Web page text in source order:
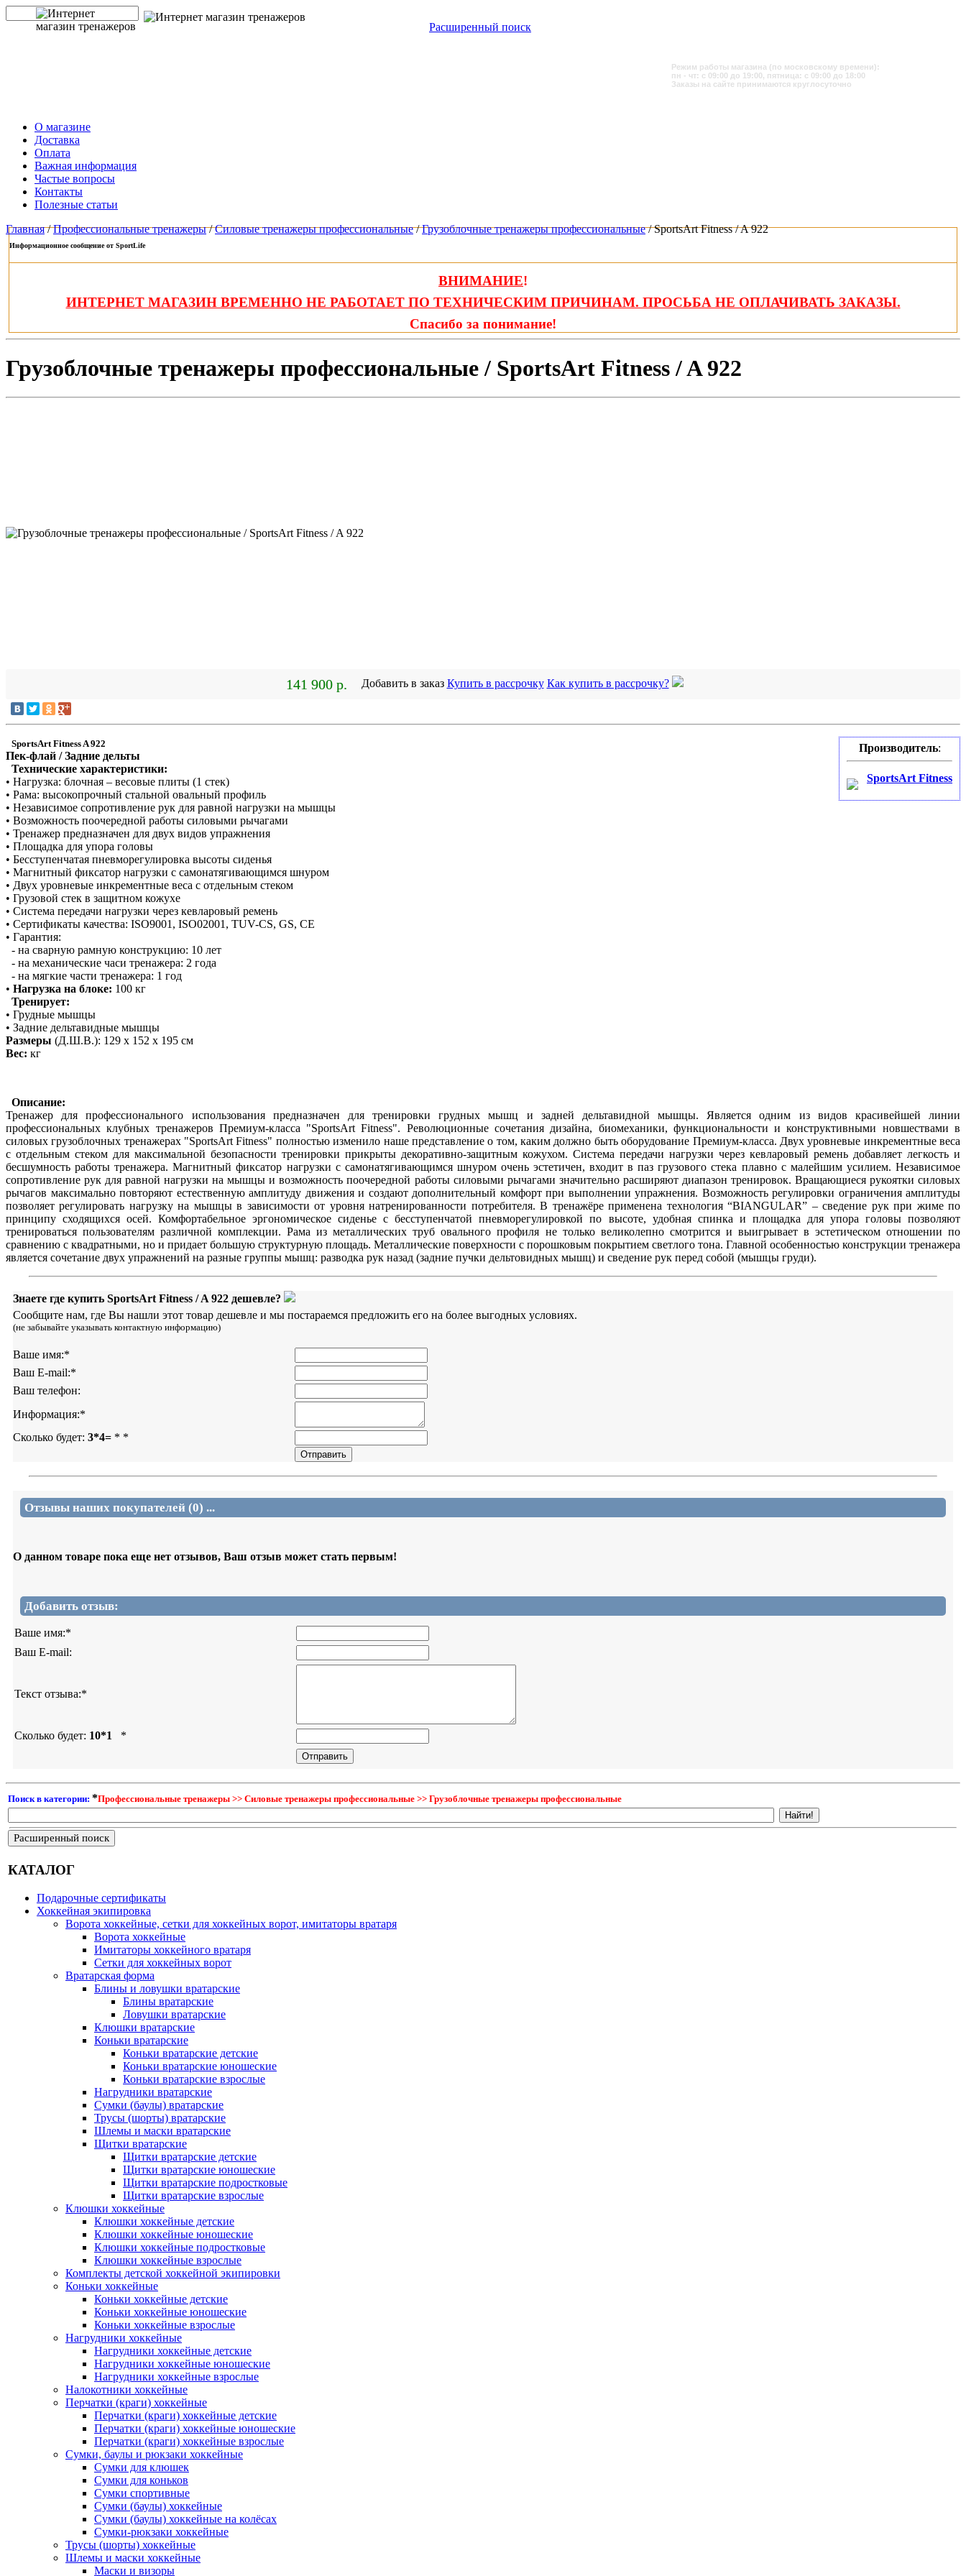
Расширенный поиск
Режим работы магазина (по московскому времени):
пн - чт: с 09:00 до 19:00, пятница: с 09:00 до 18:00
Заказы на сайте принимаются круглосуточно
О магазине
Доставка
Оплата
Важная информация
Частые вопросы
Контакты
Полезные статьи
Главная/Профессиональные тренажеры/Силовые тренажеры профессиональные/Грузоблочные тренажеры профессиональные/ SportsArt Fitness / A 922
Информационное сообщение от SportLife
ВНИМАНИЕ!
ИНТЕРНЕТ МАГАЗИН ВРЕМЕННО НЕ РАБОТАЕТ ПО ТЕХНИЧЕСКИМ ПРИЧИНАМ. ПРОСЬБА НЕ ОПЛАЧИВАТЬ ЗАКАЗЫ.
Спасибо за понимание!
Грузоблочные тренажеры профессиональные / SportsArt Fitness / A 922
141 900 р. Добавить в заказ Купить в рассрочку Как купить в рассрочку?
Производитель:
SportsArt Fitness
SportsArt Fitness A 922
Пек-флай / Задние дельты
Технические характеристики:
• Нагрузка: блочная – весовые плиты (1 стек)
• Рама: высокопрочный стальной овальный профиль
• Независимое сопротивление рук для равной нагрузки на мышцы
• Возможность поочередной работы силовыми рычагами
• Тренажер предназначен для двух видов упражнения
• Площадка для упора головы
• Бесступенчатая пневморегулировка высоты сиденья
• Магнитный фиксатор нагрузки с самонатягивающимся шнуром
• Двух уровневые инкрементные веса с отдельным стеком
• Грузовой стек в защитном кожухе
• Система передачи нагрузки через кевларовый ремень
• Сертификаты качества: ISO9001, ISO02001, TUV-CS, GS, CE
• Гарантия:
- на сварную рамную конструкцию: 10 лет
- на механические часи тренажера: 2 года
- на мягкие части тренажера: 1 год
• Нагрузка на блоке: 100 кг
Тренирует:
• Грудные мышцы
• Задние дельтавидные мышцы
Размеры (Д.Ш.В.): 129 х 152 х 195 см
Вес: кг
Описание:
Тренажер для профессионального использования предназначен для тренировки грудных мышц и задней дельтавидной мышцы. Является одним из видов красивейшей линии
профессиональных клубных тренажеров Премиум-класса "SportsArt Fitness". Революционные сочетания дизайна, биомеханики, функциональности и конструктивными новшествами в
силовых грузоблочных тренажерах "SportsArt Fitness" полностью изменило наше представление о том, каким должно быть оборудование Премиум-класса. Двух уровневые инкрементные веса
с отдельным стеком для максимальной безопасности тренировки прикрыты декоративно-защитным кожухом. Система передачи нагрузки через кевларовый ремень добавляет легкость и
бесшумность работы тренажера. Магнитный фиксатор нагрузки с самонатягивающимся шнуром очень эстетичен, входит в паз грузового стека плавно с малейшим усилием. Независимое
сопротивление рук для равной нагрузки на мышцы и возможность поочередной работы силовыми рычагами значительно расширяют диапазон тренировок. Вращающиеся рукоятки силовых
рычагов максимально повторяют естественную амплитуду движения и создают дополнительный комфорт при выполнении упражнения. Возможность регулировки ограничения амплитуды
позволяет регулировать нагрузку на мышцы в зависимости от уровня натренированности потребителя. В тренажёре применена технология “BIANGULAR” – сведение рук при жиме по
принципу сходящихся осей. Комфортабельное эргономическое сиденье с бесступенчатой пневморегулировкой по высоте, удобная спинка и площадка для упора головы позволяют
тренироваться пользователям различной комплекции. Рама из металлических труб овального профиля не только великолепно смотрится и выигрывает в эстетическом отношении по
сравнению с квадратными, но и придает большую структурную площадь. Металлические поверхности с порошковым покрытием светлого тона. Главной особенностью конструкции тренажера
является сочетание двух упражнений на разные группы мышц: разводка рук назад (задние пучки дельтовидных мышц) и сведение рук перед собой (мышцы груди).
Знаете где купить SportsArt Fitness / A 922 дешевле?
Сообщите нам, где Вы нашли этот товар дешевле и мы постараемся предложить его на более выгодных условиях.
(не забывайте указывать контактную информацию)
Ваше имя:*
Ваш E-mail:*
Ваш телефон:
Информация:*
Сколько будет: 3*4= * *
Отзывы наших покупателей (0) ...
О данном товаре пока еще нет отзывов, Ваш отзыв может стать первым!
Добавить отзыв:
Ваше имя:*
Ваш E-mail:
Текст отзыва:*
Сколько будет: 10*1 *
Поиск в категории: *Профессиональные тренажеры >> Силовые тренажеры профессиональные >> Грузоблочные тренажеры профессиональные
Расширенный поиск
КАТАЛОГ
Подарочные сертификаты
Хоккейная экипировка
Ворота хоккейные, сетки для хоккейных ворот, имитаторы вратаря
Ворота хоккейные
Имитаторы хоккейного вратаря
Сетки для хоккейных ворот
Вратарская форма
Блины и ловушки вратарские
Блины вратарские
Ловушки вратарские
Клюшки вратарские
Коньки вратарские
Коньки вратарские детские
Коньки вратарские юношеские
Коньки вратарские взрослые
Нагрудники вратарские
Сумки (баулы) вратарские
Трусы (шорты) вратарские
Шлемы и маски вратарские
Щитки вратарские
Щитки вратарские детские
Щитки вратарские юношеские
Щитки вратарские подростковые
Щитки вратарские взрослые
Клюшки хоккейные
Клюшки хоккейные детские
Клюшки хоккейные юношеские
Клюшки хоккейные подростковые
Клюшки хоккейные взрослые
Комплекты детской хоккейной экипировки
Коньки хоккейные
Коньки хоккейные детские
Коньки хоккейные юношеские
Коньки хоккейные взрослые
Нагрудники хоккейные
Нагрудники хоккейные детские
Нагрудники хоккейные юношеские
Нагрудники хоккейные взрослые
Налокотники хоккейные
Перчатки (краги) хоккейные
Перчатки (краги) хоккейные детские
Перчатки (краги) хоккейные юношеские
Перчатки (краги) хоккейные взрослые
Сумки, баулы и рюкзаки хоккейные
Сумки для клюшек
Сумки для коньков
Сумки спортивные
Сумки (баулы) хоккейные
Сумки (баулы) хоккейные на колёсах
Сумки-рюкзаки хоккейные
Трусы (шорты) хоккейные
Шлемы и маски хоккейные
Маски и визоры